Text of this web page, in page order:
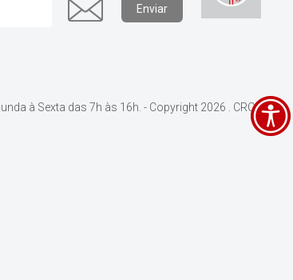
Enviar
à Sexta das 7h às 16h. - Copyright 2026 . CRO-